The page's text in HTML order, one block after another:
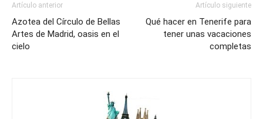
Artículo anterior
Azotea del Círculo de Bellas
Artes de Madrid, oasis en el
cielo
Artículo siguiente
Qué hacer en Tenerife para
tener unas vacaciones
completas